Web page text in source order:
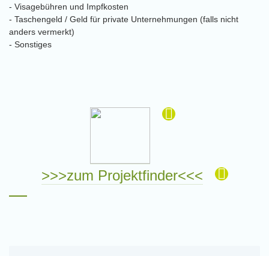
- Visagebühren und Impfkosten
- Taschengeld / Geld für private Unternehmungen (falls nicht
anders vermerkt)
- Sonstiges
>>>zum Projektfinder<<<